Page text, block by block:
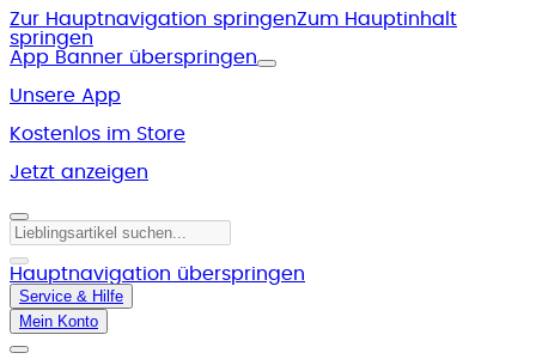
Zur Hauptnavigation springenZum Hauptinhalt
springen
App Banner überspringen
Unsere App
Kostenlos im Store
Jetzt anzeigen
Hauptnavigation überspringen
Service & Hilfe
Mein Konto